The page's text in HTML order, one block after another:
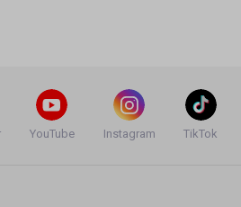
Za mało Polaków, a za dużo piwa w
niegotowej Norwegii
YouTube Instagram TikTok